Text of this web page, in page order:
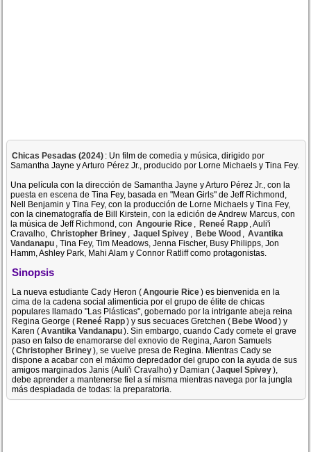
Chicas Pesadas (2024) : Un film de comedia y música, dirigido por
Samantha Jayne y Arturo Pérez Jr., producido por Lorne Michaels y Tina Fey.
Una película con la dirección de Samantha Jayne y Arturo Pérez Jr., con la
puesta en escena de Tina Fey, basada en "Mean Girls" de Jeff Richmond,
Nell Benjamin y Tina Fey, con la producción de Lorne Michaels y Tina Fey,
con la cinematografía de Bill Kirstein, con la edición de Andrew Marcus, con
la música de Jeff Richmond, con Angourie Rice , Reneé Rapp , Auli'i
Cravalho, Christopher Briney , Jaquel Spivey , Bebe Wood , Avantika
Vandanapu , Tina Fey, Tim Meadows, Jenna Fischer, Busy Philipps, Jon
Hamm, Ashley Park, Mahi Alam y Connor Ratliff como protagonistas.
Sinopsis
La nueva estudiante Cady Heron (Angourie Rice) es bienvenida en la
cima de la cadena social alimenticia por el grupo de élite de chicas
populares llamado "Las Plásticas", gobernado por la intrigante abeja reina
Regina George (Reneé Rapp) y sus secuaces Gretchen (Bebe Wood) y
Karen (Avantika Vandanapu). Sin embargo, cuando Cady comete el grave
paso en falso de enamorarse del exnovio de Regina, Aaron Samuels
(Christopher Briney), se vuelve presa de Regina. Mientras Cady se
dispone a acabar con el máximo depredador del grupo con la ayuda de sus
amigos marginados Janis (Auli'i Cravalho) y Damian (Jaquel Spivey),
debe aprender a mantenerse fiel a sí misma mientras navega por la jungla
más despiadada de todas: la preparatoria.